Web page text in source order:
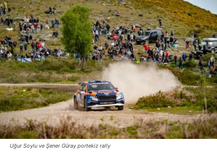
Uğur Soylu ve Şener Güray portekiz rally